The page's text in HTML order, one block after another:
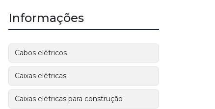
Informações
Cabos elétricos
Caixas elétricas
Caixas elétricas para construção